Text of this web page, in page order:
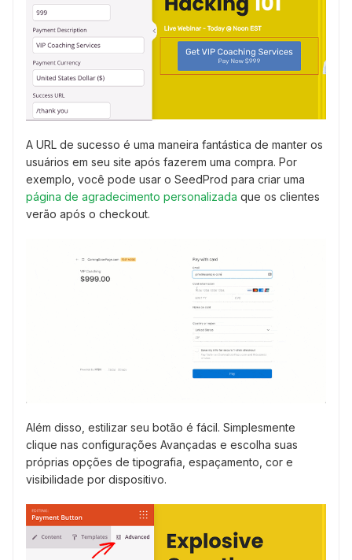
A URL de sucesso é uma maneira fantástica de manter os
usuários em seu site após fazerem uma compra. Por
exemplo, você pode usar o SeedProd para criar uma
página de agradecimento personalizada que os clientes
verão após o checkout.
Além disso, estilizar seu botão é fácil. Simplesmente
clique nas configurações Avançadas e escolha suas
próprias opções de tipografia, espaçamento, cor e
visibilidade por dispositivo.